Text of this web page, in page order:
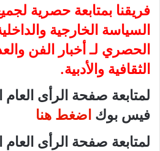
فريقنا بمتابعة حصرية
السياسة الخارجية
الحصري لـ أخبار الفن
الثقافية والأدبية.
لمتابعة صفحة الرأى
فيس بوك اضغط هنا
لمتابعة صفحة الرأى